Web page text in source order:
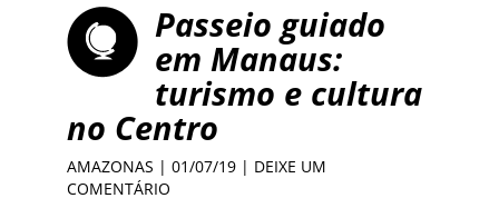
Passeio guiado
em Manaus:
turismo e cultura
no Centro
AMAZONAS | 01/07/19 | DEIXE UM
COMENTÁRIO